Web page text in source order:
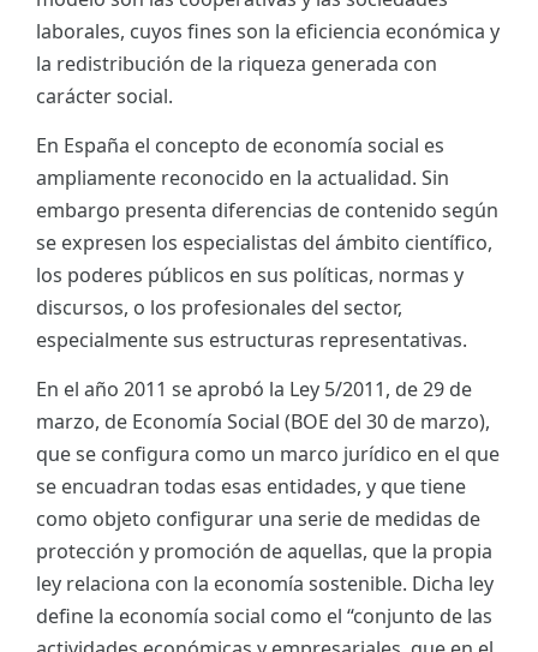
laborales, cuyos fines son la eficiencia económica y
la redistribución de la riqueza generada con
carácter social.
En España el concepto de economía social es
ampliamente reconocido en la actualidad. Sin
embargo presenta diferencias de contenido según
se expresen los especialistas del ámbito científico,
los poderes públicos en sus políticas, normas y
discursos, o los profesionales del sector,
especialmente sus estructuras representativas.
En el año 2011 se aprobó la Ley 5/2011, de 29 de
marzo, de Economía Social (BOE del 30 de marzo),
que se configura como un marco jurídico en el que
se encuadran todas esas entidades, y que tiene
como objeto configurar una serie de medidas de
protección y promoción de aquellas, que la propia
ley relaciona con la economía sostenible. Dicha ley
define la economía social como el “conjunto de las